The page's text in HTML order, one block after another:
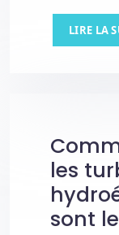
LIRE LA
les
sont